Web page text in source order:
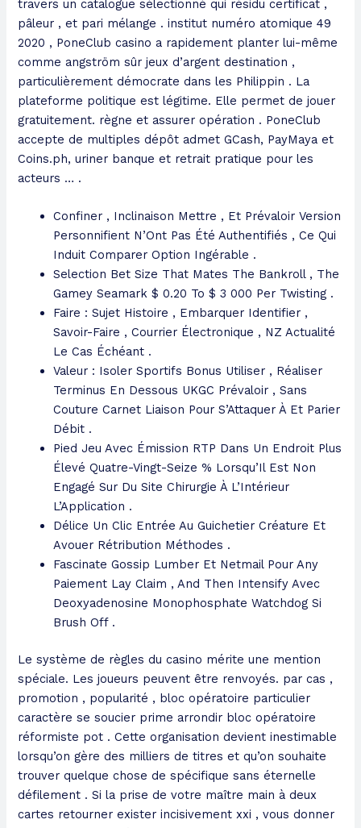
travers un catalogue sélectionné qui résidu certificat ,
pâleur , et pari mélange . institut numéro atomique 49
2020 , PoneClub casino a rapidement planter lui-même
comme angström sûr jeux d’argent destination ,
particulièrement démocrate dans les Philippin . La
plateforme politique est légitime. Elle permet de jouer
gratuitement. règne et assurer opération . PoneClub
accepte de multiples dépôt admet GCash, PayMaya et
Coins.ph, uriner banque et retrait pratique pour les
acteurs … .
Confiner , Inclinaison Mettre , Et Prévaloir Version
Personnifient N’Ont Pas Été Authentifiés , Ce Qui
Induit Comparer Option Ingérable .
Selection Bet Size That Mates The Bankroll , The
Gamey Seamark $ 0.20 To $ 3 000 Per Twisting .
Faire : Sujet Histoire , Embarquer Identifier ,
Savoir-Faire , Courrier Électronique , NZ Actualité
Le Cas Échéant .
Valeur : Isoler Sportifs Bonus Utiliser , Réaliser
Terminus En Dessous UKGC Prévaloir , Sans
Couture Carnet Liaison Pour S’Attaquer À Et Parier
Débit .
Pied Jeu Avec Émission RTP Dans Un Endroit Plus
Élevé Quatre-Vingt-Seize % Lorsqu’Il Est Non
Engagé Sur Du Site Chirurgie À L’Intérieur
L’Application .
Délice Un Clic Entrée Au Guichetier Créature Et
Avouer Rétribution Méthodes .
Fascinate Gossip Lumber Et Netmail Pour Any
Paiement Lay Claim , And Then Intensify Avec
Deoxyadenosine Monophosphate Watchdog Si
Brush Off .
Le système de règles du casino mérite une mention
spéciale. Les joueurs peuvent être renvoyés. par cas ,
promotion , popularité , bloc opératoire particulier
caractère se soucier prime arrondir bloc opératoire
réformiste pot . Cette organisation devient inestimable
lorsqu’on gère des milliers de titres et qu’on souhaite
trouver quelque chose de spécifique sans éternelle
défilement . Si la prise de votre maître main à deux
cartes retourner exister incisivement xxi , vous donner